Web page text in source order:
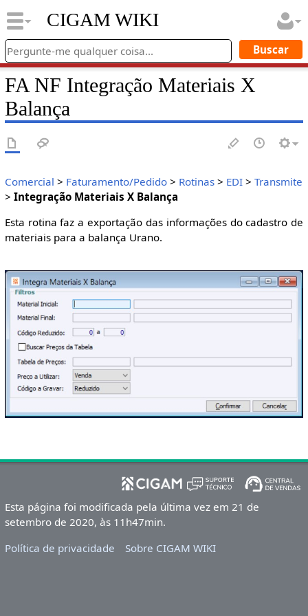
CIGAM WIKI
FA NF Integração Materiais X
Balança
Comercial > Faturamento/Pedido> Rotinas> EDI> Transmite
> Integração Materiais X Balança
Esta rotina faz a exportação das informações do cadastro de
materiais para a balança Urano.
Esta página foi modificada pela última vez em 21 de
setembro de 2020, às 11h47min.
Política de privacidade
Sobre CIGAM WIKI